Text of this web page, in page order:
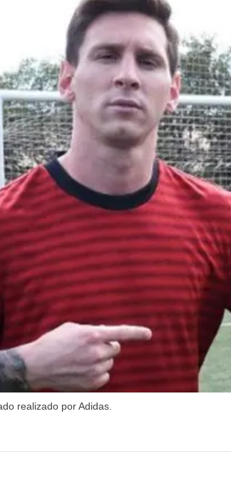
realizado por Adidas.